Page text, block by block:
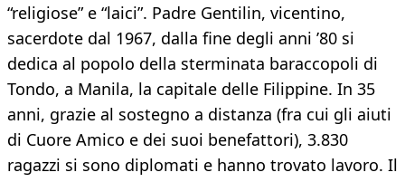
“religiose” e “laici”. Padre Gentilin, vicentino,
sacerdote dal 1967, dalla fine degli anni ’80 si
dedica al popolo della sterminata baraccopoli di
Tondo, a Manila, la capitale delle Filippine. In 35
anni, grazie al sostegno a distanza (fra cui gli aiuti
di Cuore Amico e dei suoi benefattori), 3.830
ragazzi si sono diplomati e hanno trovato lavoro. Il